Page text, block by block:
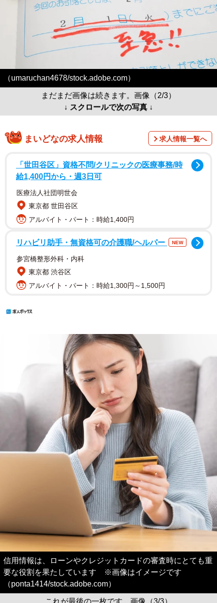
（umaruchan4678/stock.adobe.com）
まだまだ画像は続きます。画像（2/3）
↓ スクロールで次の写真 ↓
まいどなの求人情報 求人情報一覧へ
「世田谷区」資格不問/クリニックの医療事務/時
給1,400円から・週3日可
医療法人社団明世会
東京都 世田谷区
アルバイト・パート：時給1,400円
リハビリ助手・無資格可の介護職/ヘルパー NEW
参宮橋整形外科・内科
東京都 渋谷区
アルバイト・パート：時給1,300円～1,500円
信用情報は、ローンやクレジットカードの審査時にとても重
要な役割を果たしています ※画像はイメージです
（ponta1414/stock.adobe.com）
これが最後の一枚です。画像（3/3）